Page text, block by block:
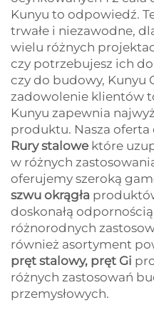
Kunyu to odpowiedź.
trwałe i niezawodne,
wielu różnych
czy potrzebujesz ich
czy do budowy, Kunyu
zadowolenie klientów
Kunyu zapewnia
produktu. Nasza
Rury stalowe które
w różnych
oferujemy szeroką
szwu okrągła
doskonałą
różnorodnych
również asortyment
pręt stalowy, pręt Gi
różnych zastosowań
przemysłowych.